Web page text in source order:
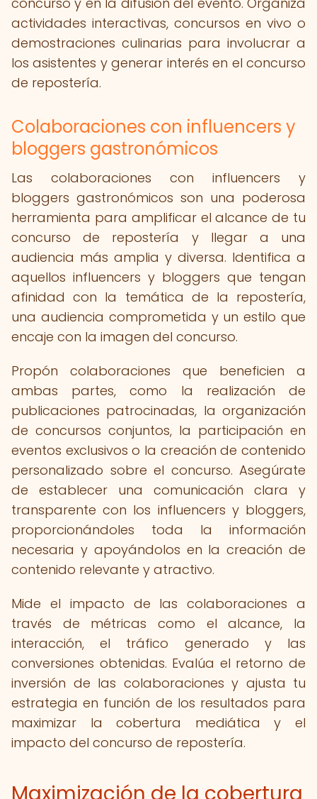
actividades interactivas, concursos en vivo o
demostraciones culinarias para involucrar a
los asistentes y generar interés en el concurso
de repostería.
Colaboraciones con influencers y
bloggers gastronómicos
Las colaboraciones con influencers y
bloggers gastronómicos son una poderosa
herramienta para amplificar el alcance de tu
concurso de repostería y llegar a una
audiencia más amplia y diversa. Identifica a
aquellos influencers y bloggers que tengan
afinidad con la temática de la repostería,
una audiencia comprometida y un estilo que
encaje con la imagen del concurso.
Propón colaboraciones que beneficien a
ambas partes, como la realización de
publicaciones patrocinadas, la organización
de concursos conjuntos, la participación en
eventos exclusivos o la creación de contenido
personalizado sobre el concurso. Asegúrate
de establecer una comunicación clara y
transparente con los influencers y bloggers,
proporcionándoles toda la información
necesaria y apoyándolos en la creación de
contenido relevante y atractivo.
Mide el impacto de las colaboraciones a
través de métricas como el alcance, la
interacción, el tráfico generado y las
conversiones obtenidas. Evalúa el retorno de
inversión de las colaboraciones y ajusta tu
estrategia en función de los resultados para
maximizar la cobertura mediática y el
impacto del concurso de repostería.